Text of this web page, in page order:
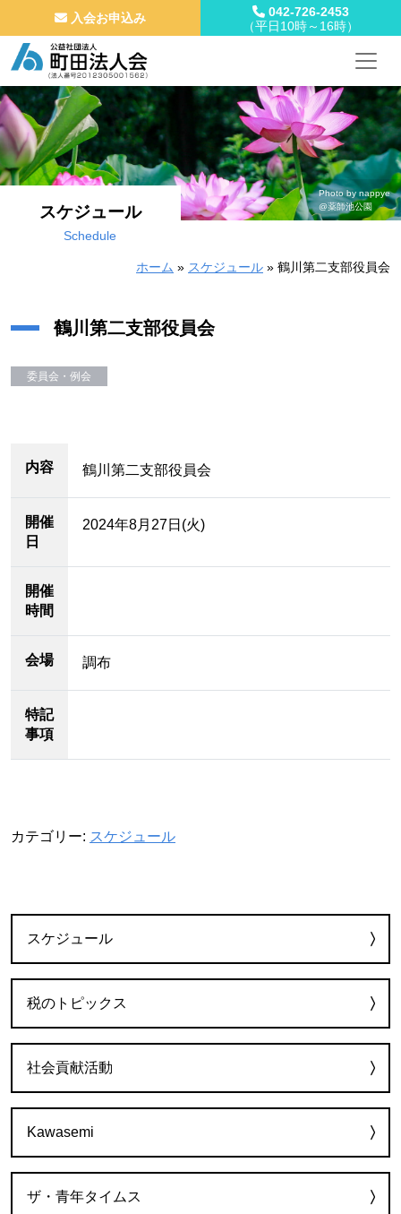
コンテンツへスキップ
メインナビゲーション
入会お申込み
042-726-2453
（平日10時～16時）
スケジュール
Schedule
Photo by nappye
@薬師池公園
ホーム » スケジュール » 鶴川第二支部役員会
鶴川第二支部役員会
委員会・例会
内容 鶴川第二支部役員会
開催
日
2024年8月27日(火)
開催
時間
会場 調布
特記
事項
カテゴリー: スケジュール
スケジュール
税のトピックス
社会貢献活動
Kawasemi
ザ・青年タイムス